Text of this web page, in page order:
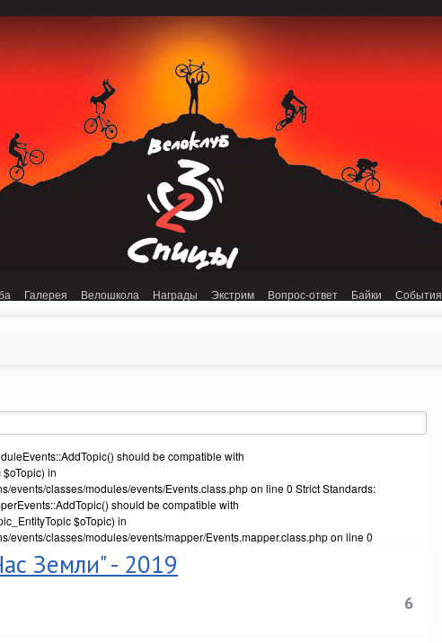
Галерея Велошкола Награды Экстрим Вопрос-ответ Байки События
should be compatible with
in
events/classes/modules/events/Events.class.php on line 0 Strict Standards:
should be compatible with
$oTopic) in
events/classes/modules/events/mapper/Events.mapper.class.php on line 0
Земли" - 2019
6